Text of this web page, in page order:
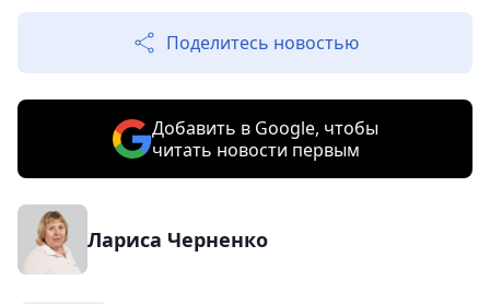
Поделитесь новостью
Добавить в Google, чтобы
читать новости первым
Лариса Черненко